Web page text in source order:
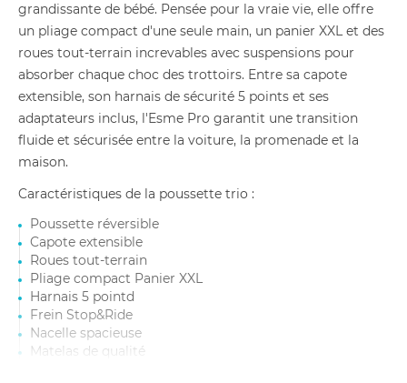
grandissante de bébé. Pensée pour la vraie vie, elle offre
un pliage compact d'une seule main, un panier XXL et des
roues tout-terrain increvables avec suspensions pour
absorber chaque choc des trottoirs. Entre sa capote
extensible, son harnais de sécurité 5 points et ses
adaptateurs inclus, l'Esme Pro garantit une transition
fluide et sécurisée entre la voiture, la promenade et la
maison.
Caractéristiques de la poussette trio :
Poussette réversible
Capote extensible
Roues tout-terrain
Pliage compact Panier XXL
Harnais 5 pointd
Frein Stop&Ride
Nacelle spacieuse
Matelas de qualité